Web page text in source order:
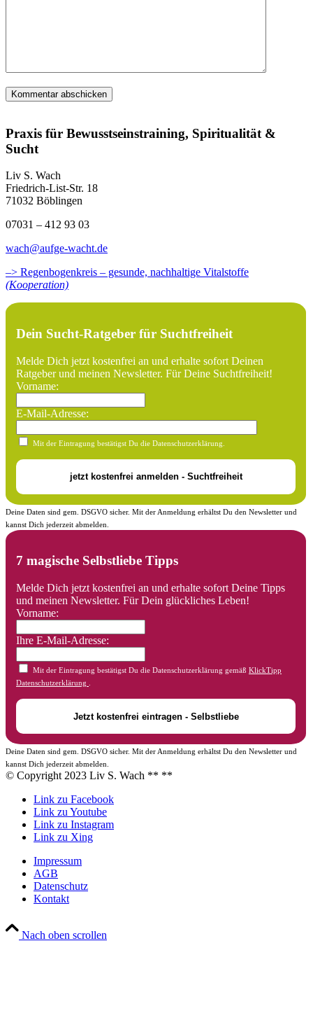
Praxis für Bewusstseinstraining, Spiritualität &
Sucht
Liv S. Wach
Friedrich-List-Str. 18
71032 Böblingen
07031 – 412 93 03
wach@aufge-wacht.de
–> Regenbogenkreis – gesunde, nachhaltige Vitalstoffe
(Kooperation)
Dein Sucht-Ratgeber für Suchtfreiheit
Melde Dich jetzt kostenfrei an und erhalte sofort Deinen
Ratgeber und meinen Newsletter. Für Deine Suchtfreiheit!
Vorname:
E-Mail-Adresse:
Mit der Eintragung bestätigst Du die Datenschutzerklärung.
Deine Daten sind gem. DSGVO sicher. Mit der Anmeldung erhältst Du den Newsletter und
kannst Dich jederzeit abmelden.
7 magische Selbstliebe Tipps
Melde Dich jetzt kostenfrei an und erhalte sofort Deine Tipps
und meinen Newsletter. Für Dein glückliches Leben!
Vorname:
Ihre E-Mail-Adresse:
Mit der Eintragung bestätigst Du die Datenschutzerklärung gemäß KlickTipp
Datenschutzerklärung
Deine Daten sind gem. DSGVO sicher. Mit der Anmeldung erhältst Du den Newsletter und
kannst Dich jederzeit abmelden.
© Copyright 2023 Liv S. Wach ** **
Link zu Facebook
Link zu Youtube
Link zu Instagram
Link zu Xing
Impressum
AGB
Datenschutz
Kontakt
Nach oben scrollen